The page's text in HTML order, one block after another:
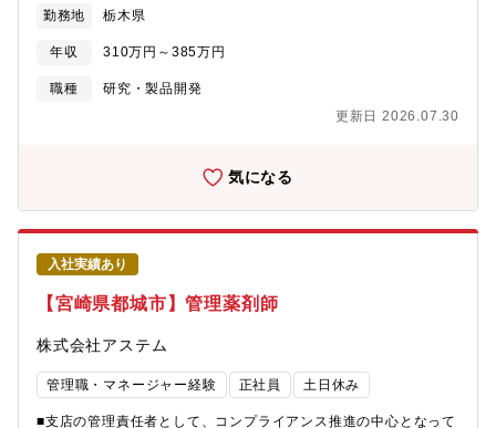
成◇他部門(営業、品質、製造など)との連携※生検針とは、がん検
診の際に注射針を刺して細胞を採取するために使用されている注
射針のことです。医療の現場では馴染みも深く、病理検査に欠か
せない存在です。※ものづくりの経験を活かして開発業務にチャ
実感できる仕事です。誰かのために頑張りたい、という気持ちを
勤務地 栃木県
年収 310万円～385万円
職種
研究・製品開発
更新日 2026.07.30
気になる
入社実績あり
【宮崎県都城市】管理薬剤師
株式会社アステム
管理職・マネージャー経験 正社員 土日休み
■支店の管理責任者として、コンプライアンス推進の中心となって